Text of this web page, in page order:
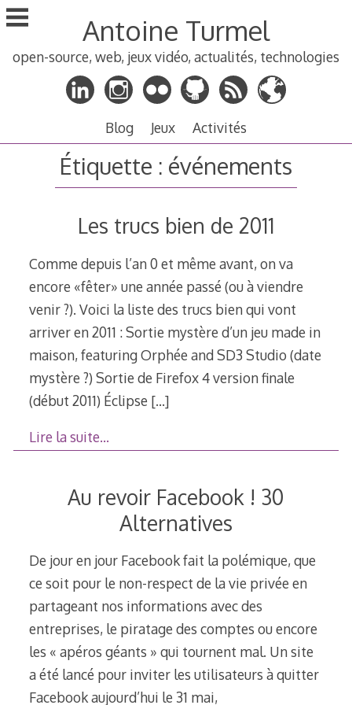
Aller
au
principal
Antoine Turmel
open-source, web, jeux vidéo, actualités, technologies
Blog Jeux Activités
Étiquette : événements
Les trucs bien de 2011
Comme depuis l’an 0 et même avant, on va
encore «fêter» une année passé (ou à viendre
venir ?). Voici la liste des trucs bien qui vont
arriver en 2011 : Sortie mystère d’un jeu made in
maison, featuring Orphée and SD3 Studio (date
mystère ?) Sortie de Firefox 4 version finale
(début 2011) Éclipse […]
Lire la suite…
Au revoir Facebook ! 30
Alternatives
De jour en jour Facebook fait la polémique, que
ce soit pour le non-respect de la vie privée en
partageant nos informations avec des
entreprises, le piratage des comptes ou encore
les « apéros géants » qui tournent mal. Un site
a été lancé pour inviter les utilisateurs à quitter
Facebook aujourd’hui le 31 mai,